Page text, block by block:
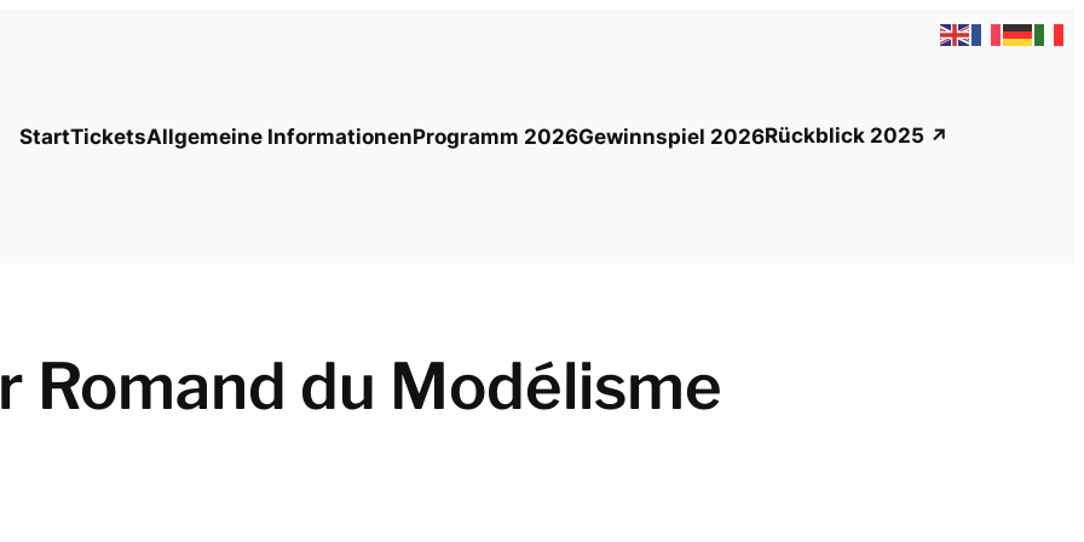
StartTicketsAllgemeine InformationenProgramm 2026Gewinnspiel 2026Rückblick 2025
Romand du Modélisme